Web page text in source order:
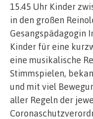
15.45 Uhr Kinder
in den großen
Gesangspädagogin
Kinder für eine
eine musikalische
Stimmspielen,
und mit viel
aller Regeln der